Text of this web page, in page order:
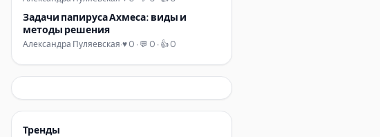
Задачи папируса Ахмеса: виды и
методы решения
Александра Пуляевская·♥ 0 · 💬 0 · 👍 0
Тренды